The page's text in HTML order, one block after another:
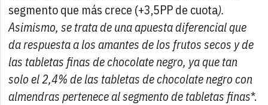
segmento que más crece (+3,5PP de cuota).
Asimismo, se trata de una apuesta diferencial que
da respuesta a los amantes de los frutos secos y de
las tabletas finas de chocolate negro, ya que tan
solo el 2,4% de las tabletas de chocolate negro con
almendras pertenece al segmento de tabletas finas*.